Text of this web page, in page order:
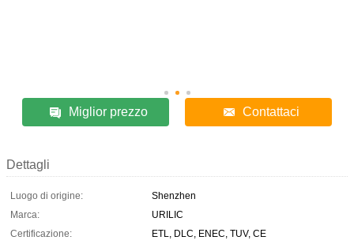
Miglior prezzo Contattaci
Dettagli
Luogo di origine:
Shenzhen
Marca:
URILIC
Certificazione:
ETL, DLC, ENEC, TUV, CE